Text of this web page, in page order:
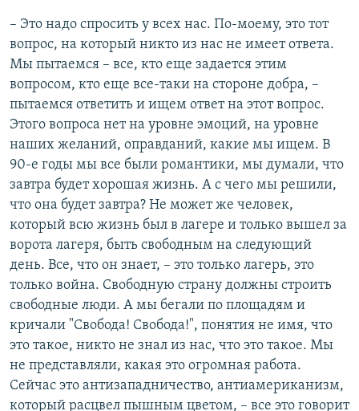
– Это надо спросить у всех нас. По-моему, это тот
вопрос, на который никто из нас не имеет ответа.
Мы пытаемся – все, кто еще задается этим
вопросом, кто еще все-таки на стороне добра, –
пытаемся ответить и ищем ответ на этот вопрос.
Этого вопроса нет на уровне эмоций, на уровне
наших желаний, оправданий, какие мы ищем. В
90-е годы мы все были романтики, мы думали, что
завтра будет хорошая жизнь. А с чего мы решили,
что она будет завтра? Не может же человек,
который всю жизнь был в лагере и только вышел за
ворота лагеря, быть свободным на следующий
день. Все, что он знает, – это только лагерь, это
только война. Свободную страну должны строить
свободные люди. А мы бегали по площадям и
кричали "Свобода! Свобода!", понятия не имя, что
это такое, никто не знал из нас, что это такое. Мы
не представляли, какая это огромная работа.
Сейчас это антизападничество, антиамериканизм,
который расцвел пышным цветом, – все это говорит